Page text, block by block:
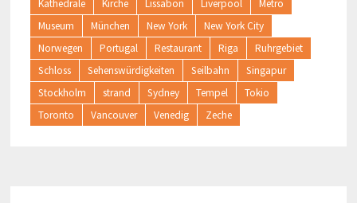
Kathedrale
Kirche Lissabon Liverpool
Metro
Museum
München New York
New York City
Norwegen
Portugal Restaurant Riga
Ruhrgebiet
Schloss
Sehenswürdigkeiten Seilbahn
Singapur
Stockholm
strand Sydney Tempel
Tokio
Toronto
Vancouver Venedig Zeche